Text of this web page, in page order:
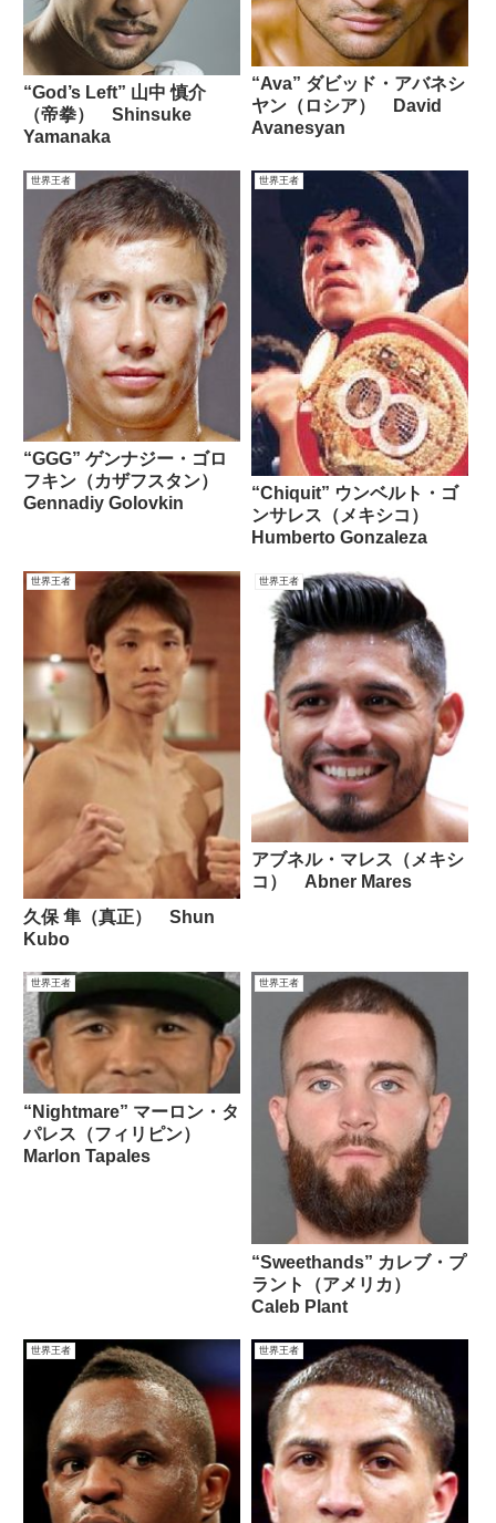
“God’s Left” 山中 慎介
（帝拳） Shinsuke
Yamanaka
“Ava” ダビッド・アバネシ
ヤン（ロシア） David
Avanesyan
世界王者
“GGG” ゲンナジー・ゴロ
フキン（カザフスタン）
Gennadiy Golovkin
世界王者
“Chiquit” ウンベルト・ゴ
ンサレス（メキシコ）
Humberto Gonzaleza
世界王者
久保 隼（真正） Shun
Kubo
世界王者
アブネル・マレス（メキシ
コ） Abner Mares
世界王者
“Nightmare” マーロン・タ
パレス（フィリピン）
Marlon Tapales
世界王者
“Sweethands” カレブ・プ
ラント（アメリカ）
Caleb Plant
世界王者 世界王者